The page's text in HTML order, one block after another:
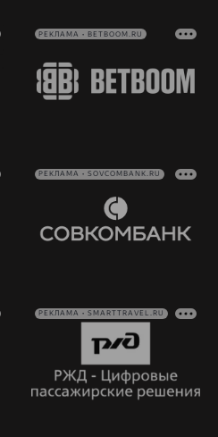
РЕКЛАМА • BETBOOM.RU
РЕКЛАМА • SOVCOMBANK.RU
РЕКЛАМА • SMARTTRAVEL.RU